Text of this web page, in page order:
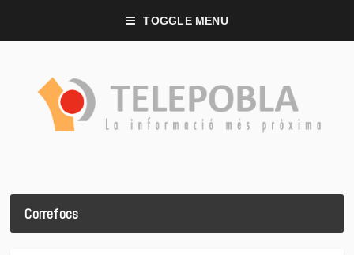
TOGGLE MENU
Correfocs